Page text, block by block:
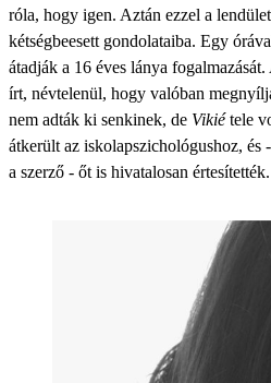
róla, hogy igen. Aztán ezzel a
kétségbeesett gondolataiba. Egy
átadják a 16 éves lánya
írt, névtelenül, hogy valóban
nem adták ki senkinek, de Vikiétele
átkerült az iskolapszichológushoz,
a szerző - őt is hivatalosan értesítették.